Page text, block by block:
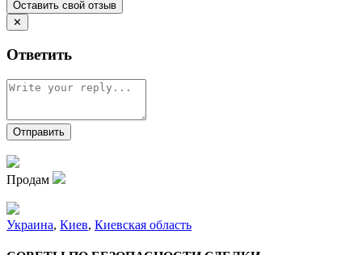
✕
Ответить
Продам
Украина, Киев, Киевская область